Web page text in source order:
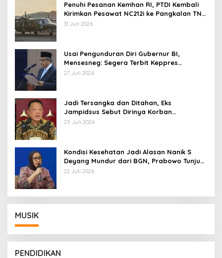
Penuhi Pesanan Kemhan RI, PTDI Kembali
Kirimkan Pesawat NC212i ke Pangkalan TNI
AU
31 Juli 2026
Usai Pengunduran Diri Gubernur BI,
Mensesneg: Segera Terbit Keppres
Pemberhentian dengan Hormat
27 Juli 2026
Jadi Tersangka dan Ditahan, Eks
Jampidsus Sebut Dirinya Korban
Kriminalisasi
25 Juli 2026
Kondisi Kesehatan Jadi Alasan Nanik S
Deyang Mundur dari BGN, Prabowo Tunjuk
Wamentan Sudaryono
22 Juli 2026
MUSIK
PENDIDIKAN